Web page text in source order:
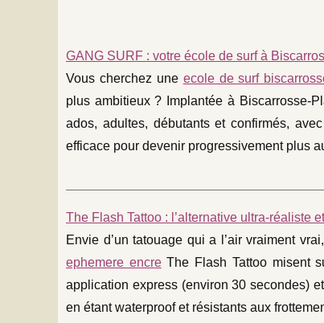
GANG SURF : votre école de surf à
Vous cherchez une ecole de surf
plus ambitieux ? Implantée à
ados, adultes, débutants et confirmés,
efficace pour devenir progressivement plus
The Flash Tattoo : l’alternative ultra-réaliste
Envie d’un tatouage qui a l’air vraiment
ephemere encreThe Flash Tattoo misent
application express (environ 30 secondes)
en étant waterproof et résistants aux